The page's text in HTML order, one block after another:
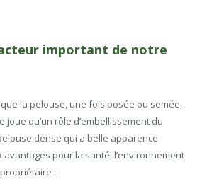
important de notre
la pelouse, une fois posée ou semée,
joue qu’un rôle d’embellissement du
dense qui a belle apparence
pour la santé, l’environnement
: